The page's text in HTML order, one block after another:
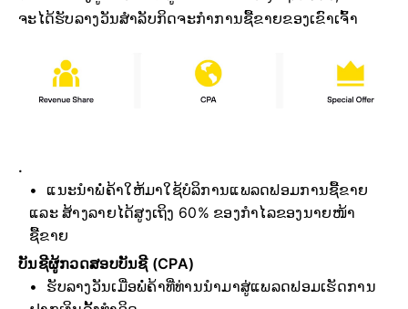
ຈະໄດ້ຮັບລາງວັນສຳລັບກິດຈະກຳການຊື້ຂາຍຂອງເຂົາເຈົ້າ
.
ແນະນຳພໍ່ຄ້າໃຫ້ມາໃຊ້ບໍລິການແພລດຟອມການຊື້ຂາຍ
ແລະ ສ້າງລາຍໄດ້ສູງເຖິງ 60% ຂອງກຳໄລຂອງນາຍໜ້າ
ຊື້ຂາຍ
ບັນຊີຜູ້ກວດສອບບັນຊີ (CPA)
ຮັບລາງວັນເມື່ອພໍ່ຄ້າທີ່ທ່ານນຳມາສູ່ແພລດຟອມເຮັດການ